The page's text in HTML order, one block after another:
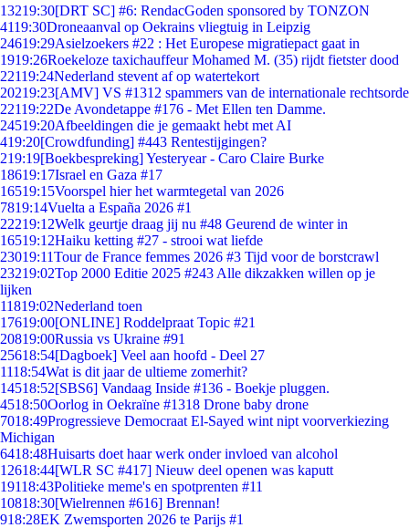
13219:30[DRT SC] #6: RendacGoden sponsored by TONZON
4119:30Droneaanval op Oekrains vliegtuig in Leipzig
24619:29Asielzoekers #22 : Het Europese migratiepact gaat in
1919:26Roekeloze taxichauffeur Mohamed M. (35) rijdt fietster dood
22119:24Nederland stevent af op watertekort
20219:23[AMV] VS #1312 spammers van de internationale rechtsorde
22119:22De Avondetappe #176 - Met Ellen ten Damme.
24519:20Afbeeldingen die je gemaakt hebt met AI
419:20[Crowdfunding] #443 Rentestijgingen?
219:19[Boekbespreking] Yesteryear - Caro Claire Burke
18619:17Israel en Gaza #17
16519:15Voorspel hier het warmtegetal van 2026
7819:14Vuelta a España 2026 #1
22219:12Welk geurtje draag jij nu #48 Geurend de winter in
16519:12Haiku ketting #27 - strooi wat liefde
23019:11Tour de France femmes 2026 #3 Tijd voor de borstcrawl
23219:02Top 2000 Editie 2025 #243 Alle dikzakken willen op je
lijken
11819:02Nederland toen
17619:00[ONLINE] Roddelpraat Topic #21
20819:00Russia vs Ukraine #91
25618:54[Dagboek] Veel aan hoofd - Deel 27
1118:54Wat is dit jaar de ultieme zomerhit?
14518:52[SBS6] Vandaag Inside #136 - Boekje pluggen.
4518:50Oorlog in Oekraïne #1318 Drone baby drone
7018:49Progressieve Democraat El-Sayed wint nipt voorverkiezing
Michigan
6418:48Huisarts doet haar werk onder invloed van alcohol
12618:44[WLR SC #417] Nieuw deel openen was kaputt
19118:43Politieke meme's en spotprenten #11
10818:30[Wielrennen #616] Brennan!
918:28EK Zwemsporten 2026 te Parijs #1